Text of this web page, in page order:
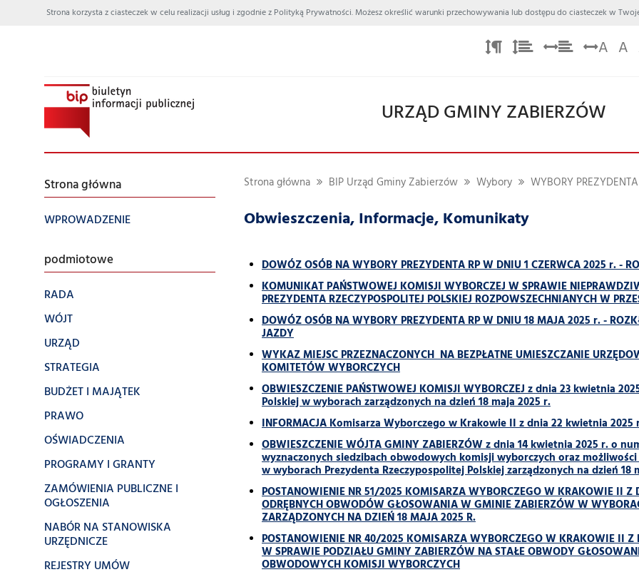
Strona korzysta z ciasteczek w celu realizacji usług i zgodnie z Polityką Prywatności. Możesz określić warunki przechowywania lub dostępu do ciasteczek w
A A
URZĄD GMINY ZABIERZÓW
Strona główna
WPROWADZENIE
podmiotowe
RADA
WÓJT
URZĄD
STRATEGIA
BUDŻET I MAJĄTEK
PRAWO
OŚWIADCZENIA
PROGRAMY I GRANTY
ZAMÓWIENIA PUBLICZNE I
OGŁOSZENIA
NABÓR NA STANOWISKA
URZĘDNICZE
REJESTRY UMÓW
Strona główna BIP Urząd Gminy Zabierzów Wybory WYBORY
Obwieszczenia, Informacje, Komunikaty
DOWÓZ OSÓB NA WYBORY PREZYDENTA RP W DNIU 1 CZERWCA 2025 r. -
KOMUNIKAT PAŃSTWOWEJ KOMISJI WYBORCZEJ W SPRAWIE
PREZYDENTA RZECZYPOSPOLITEJ POLSKIEJ ROZPOWSZECHNIANYCH W
DOWÓZ OSÓB NA WYBORY PREZYDENTA RP W DNIU 18 MAJA 2025 r. -
JAZDY
WYKAZ MIEJSC PRZEZNACZONYCH NA BEZPŁATNE UMIESZCZANIE
KOMITETÓW WYBORCZYCH
OBWIESZCZENIE PAŃSTWOWEJ KOMISJI WYBORCZEJ z dnia 23 kwietnia
Polskiej w wyborach zarządzonych na dzień 18 maja 2025 r.
INFORMACJA Komisarza Wyborczego w Krakowie II z dnia 22 kwietnia
OBWIESZCZENIE WÓJTA GMINY ZABIERZÓW z dnia 14 kwietnia 2025 r. o
wyznaczonych siedzibach obwodowych komisji wyborczych oraz
w wyborach Prezydenta Rzeczypospolitej Polskiej zarządzonych na dzień 18
POSTANOWIENIE NR 51/2025 KOMISARZA WYBORCZEGO W KRAKOWIE II
ODRĘBNYCH OBWODÓW GŁOSOWANIA W GMINIE ZABIERZÓW W
ZARZĄDZONYCH NA DZIEŃ 18 MAJA 2025 R.
POSTANOWIENIE NR 40/2025 KOMISARZA WYBORCZEGO W KRAKOWIE II
W SPRAWIE PODZIAŁU GMINY ZABIERZÓW NA STAŁE OBWODY
OBWODOWYCH KOMISJI WYBORCZYCH